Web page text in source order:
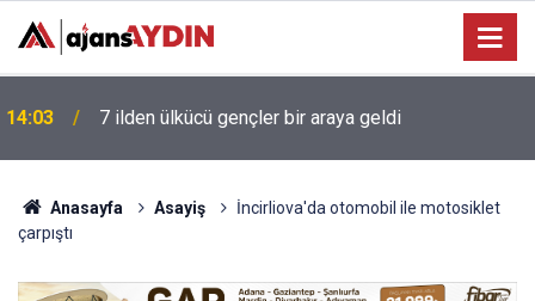
13:41 Başkan Çerçioğlu'ndan Köşk’te Altyapı Yatırımı
Anasayfa Asayiş
İncirliova'da otomobil ile motosiklet
çarpıştı